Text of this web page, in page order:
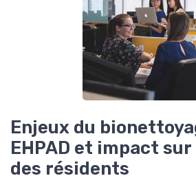
Enjeux du
EHPAD et impact
des résidents